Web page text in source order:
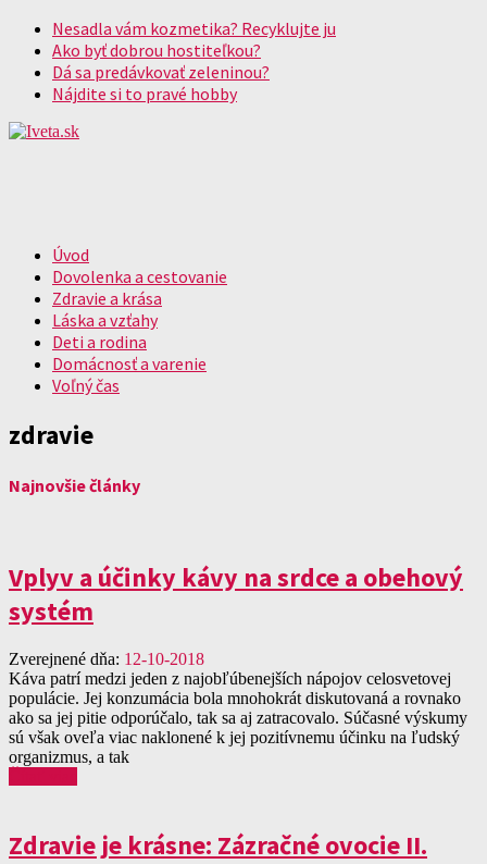
Nesadla vám kozmetika? Recyklujte ju
Ako byť dobrou hostiteľkou?
Dá sa predávkovať zeleninou?
Nájdite si to pravé hobby
Úvod
Dovolenka a cestovanie
Zdravie a krása
Láska a vzťahy
Deti a rodina
Domácnosť a varenie
Voľný čas
zdravie
Najnovšie články
Vplyv a účinky kávy na srdce a obehový
systém
Zverejnené dňa: 12-10-2018
Káva patrí medzi jeden z najobľúbenejších nápojov celosvetovej
populácie. Jej konzumácia bola mnohokrát diskutovaná a rovnako
ako sa jej pitie odporúčalo, tak sa aj zatracovalo. Súčasné výskumy
sú však oveľa viac naklonené k jej pozitívnemu účinku na ľudský
organizmus, a tak
Zdravie je krásne: Zázračné ovocie II.